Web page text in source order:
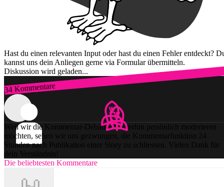
Hast du einen relevanten Input oder hast du einen Fehler entdeckt?
kannst uns dein Anliegen gerne via Formular übermitteln.
Diskussion wird geladen...
34 Kommentare
Zum Login
Weil wir die Kommentar-Debatten weiterhin persönlich moderieren
möchten, sehen wir uns gezwungen, die Kommentarfunktion 24
Stunden nach Publikation einer Story zu schliessen. Vielen Dank für
dein Verständnis!
Die beliebtesten Kommentare